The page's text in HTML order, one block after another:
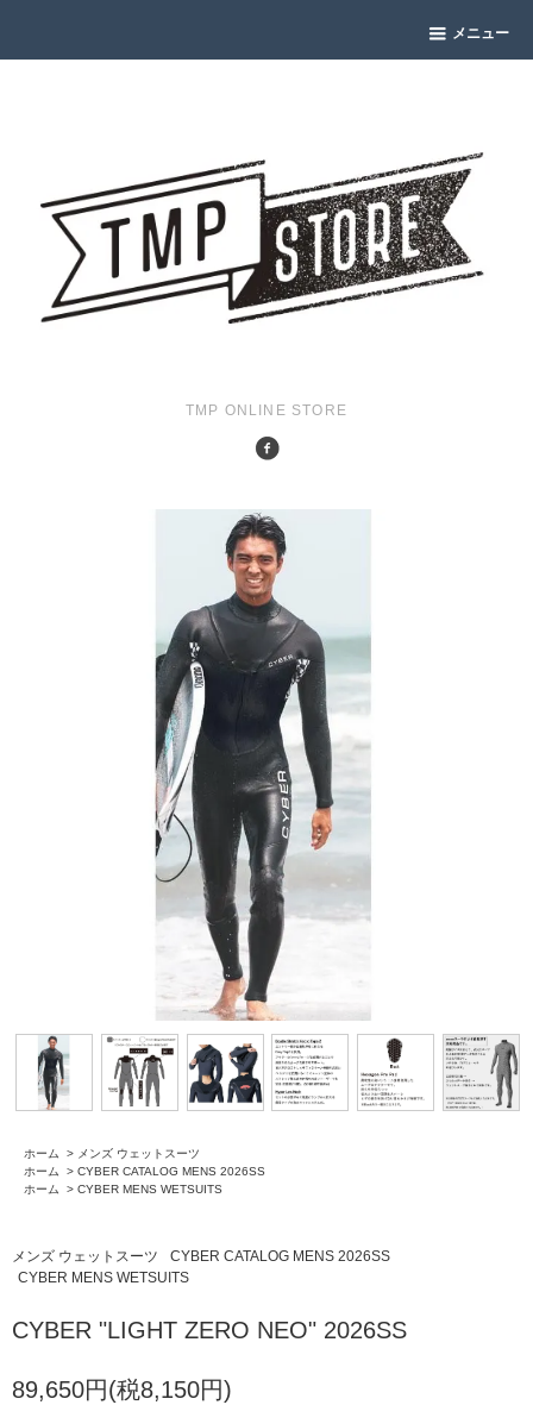
メニュー
TMP ONLINE STORE
ホーム > メンズ ウェットスーツ
ホーム
> CYBER CATALOG MENS 2026SS
ホーム
> CYBER MENS WETSUITS
メンズ ウェットスーツ
CYBER CATALOG MENS 2026SS
CYBER MENS WETSUITS
CYBER "LIGHT ZERO NEO" 2026SS
89,650円(税8,150円)